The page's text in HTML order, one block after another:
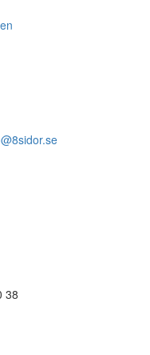
38